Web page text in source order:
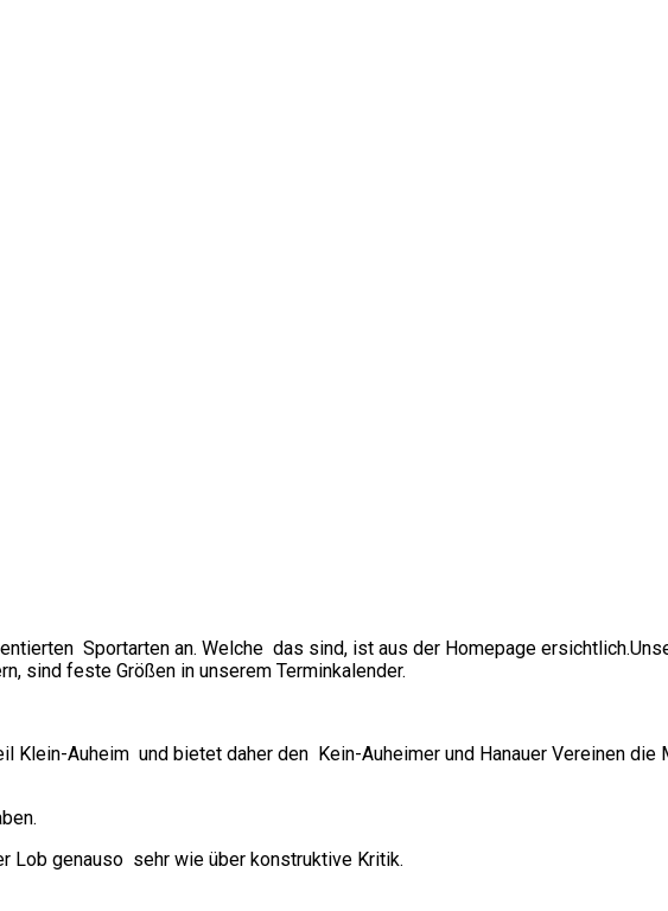
Sportarten an. Welche das sind, ist aus der Homepage ersichtlich.
sind feste Größen in unserem Terminkalender.
Auheim und bietet daher den Kein-Auheimer und Hanauer Vereinen die
Lob genauso sehr wie über konstruktive Kritik.